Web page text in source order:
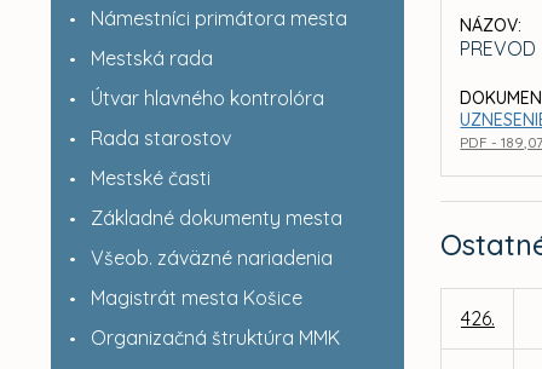
Námestníci primátora mesta
Mestská rada
Útvar hlavného kontrolóra
Rada starostov
Mestské časti
Základné dokumenty mesta
Všeob. záväzné nariadenia
Magistrát mesta Košice
Organizačná štruktúra MMK
NÁZOV:
PREVOD
PDF -
426.